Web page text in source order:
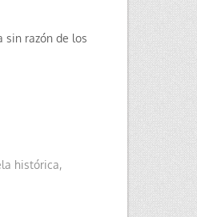
sin razón de los
histórica,